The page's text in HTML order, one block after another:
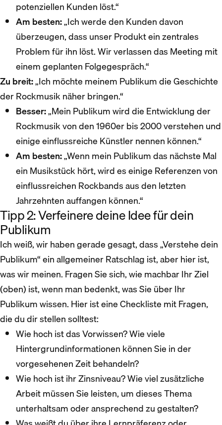
potenziellen Kunden löst.“
Am besten:„Ich werde den Kunden davon
überzeugen, dass unser Produkt ein zentrales
Problem für ihn löst. Wir verlassen das Meeting mit
einem geplanten Folgegespräch.“
Zu breit:„Ich möchte meinem Publikum die Geschichte
der Rockmusik näher bringen.“
Besser:„Mein Publikum wird die Entwicklung der
Rockmusik von den 1960er bis 2000 verstehen und
einige einflussreiche Künstler nennen können.“
Am besten:„Wenn mein Publikum das nächste Mal
ein Musikstück hört, wird es einige Referenzen von
einflussreichen Rockbands aus den letzten
Jahrzehnten auffangen können.“
Tipp 2: Verfeinere deine Idee für dein
Publikum
Ich weiß, wir haben gerade gesagt, dass „Verstehe dein
Publikum“ ein allgemeiner Ratschlag ist, aber hier ist,
was wir meinen. Fragen Sie sich, wie machbar Ihr Ziel
(oben) ist, wenn man bedenkt, was Sie über Ihr
Publikum wissen. Hier ist eine Checkliste mit Fragen,
die du dir stellen solltest:
Wie hoch ist das Vorwissen? Wie viele
Hintergrundinformationen können Sie in der
vorgesehenen Zeit behandeln?
Wie hoch ist ihr Zinsniveau? Wie viel zusätzliche
Arbeit müssen Sie leisten, um dieses Thema
unterhaltsam oder ansprechend zu gestalten?